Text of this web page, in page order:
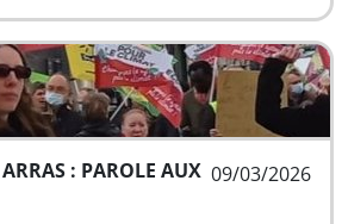
09/03/2026
: PAROLE AUX